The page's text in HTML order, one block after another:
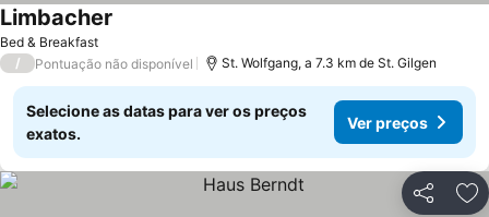
Bed & Breakfast
Limbacher
/ Pontuação não disponível St. Wolfgang, a 7.3 km de St. Gilgen
Selecione as datas para ver os preços
exatos.
Ver preços
Partilhar